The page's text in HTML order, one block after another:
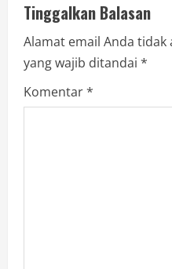
Tinggalkan Balasan
Alamat email Anda tidak
yang wajib ditandai *
Komentar*